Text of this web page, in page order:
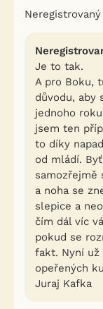
Je to tak.
A pro Boku,
důvodu, aby
jednoho
jsem ten
to díky
od mládí.
samozřejmě
a noha se
slepice a
čím dál víc
pokud se
fakt. Nyní už
opeřených
Juraj Kafka